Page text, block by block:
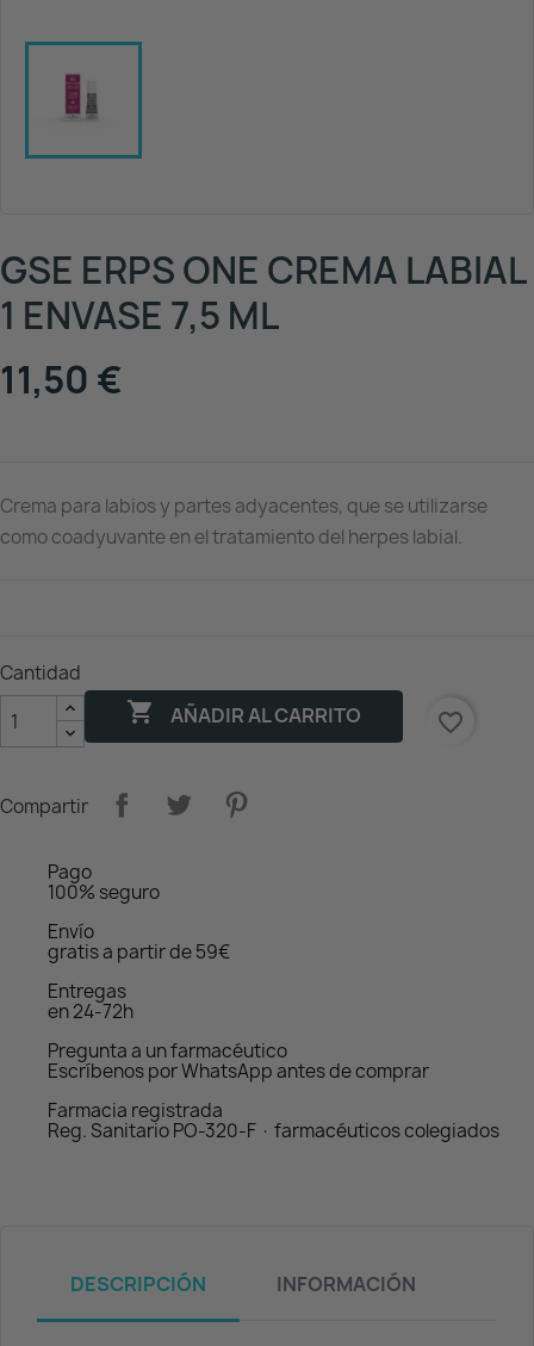
GSE ERPS ONE CREMA LABIAL
1 ENVASE 7,5 ML
11,50 €
Crema para labios y partes adyacentes, que se utilizarse
como coadyuvante en el tratamiento del herpes labial.
Cantidad
 AÑADIR AL CARRITO favorite_border
Compartir
Pago
100% seguro
Envío
gratis a partir de 59€
Entregas
en 24-72h
Pregunta a un farmacéutico
Escríbenos por WhatsApp antes de comprar
Farmacia registrada
Reg. Sanitario PO-320-F · farmacéuticos colegiados
DESCRIPCIÓN INFORMACIÓN